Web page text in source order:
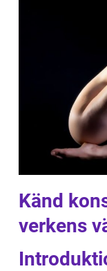
Känd
verkens